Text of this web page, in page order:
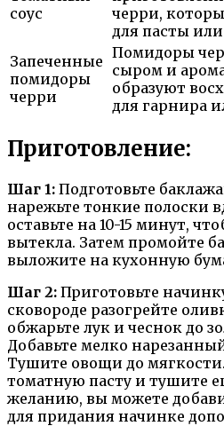
соус
черри,
для пасты
Запеченные
помидоры
черри
Помидоры
сыром и
образуют
для гарнира
Приготовление:
Шаг 1: Подготовьте
нарежьте тонкие полоски
оставьте на 10-15 минут,
вытекла. Затем промойте
выложите на кухонную
Шаг 2: Приготовьте
сковороде разогрейте
обжарьте лук и чеснок до
Добавьте мелко
Тушите овощи до мягкости.
томатную пасту и тушите
желанию, вы можете
для придания начинке